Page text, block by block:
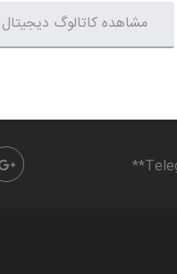
مشاهده کاتالوگ دیجیتال